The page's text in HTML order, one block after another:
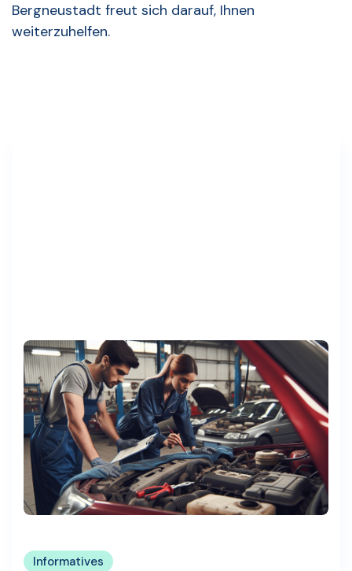
Bergneustadt freut sich darauf, Ihnen
weiterzuhelfen.
Informatives